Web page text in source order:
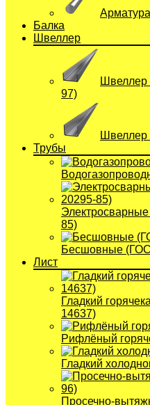
Балка
Швеллер
Швеллер
97)
Швеллер
Трубы
85)
Бесшовные
Лист
Гладкий
14637)
Рифлёный
Гладкий
Просечно-